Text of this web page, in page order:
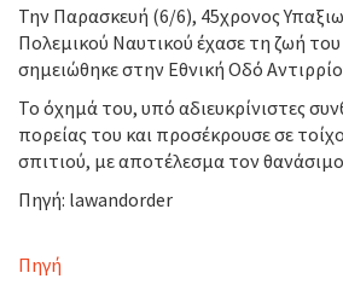
Την Παρασκευή (6/6), 45χρονος
Πολεμικού Ναυτικού έχασε τη ζωή
σημειώθηκε στην Εθνική Οδό
Το όχημά του, υπό αδιευκρίνιστες
πορείας του και προσέκρουσε σε
σπιτιού, με αποτέλεσμα τον
Πηγή: lawandorder
Πηγή